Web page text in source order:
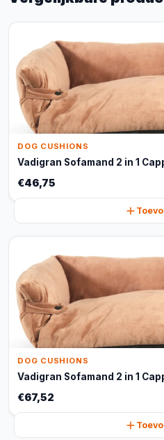
DOG CUSHIONS
Vadigran Sofamand 2 in 1
€46,75
DOG CUSHIONS
Vadigran Sofamand 2 in 1
€67,52